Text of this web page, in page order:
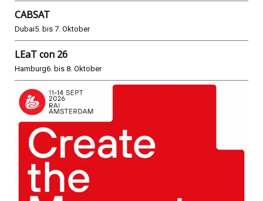
CABSAT
Dubai5. bis 7. Oktober
LEaT con 26
Hamburg6. bis 8. Oktober